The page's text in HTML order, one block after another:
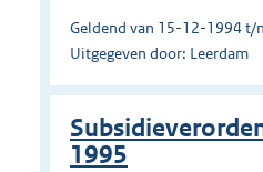
Geldend van 15-12-1994 t/
Uitgegeven door: Leerdam
1995